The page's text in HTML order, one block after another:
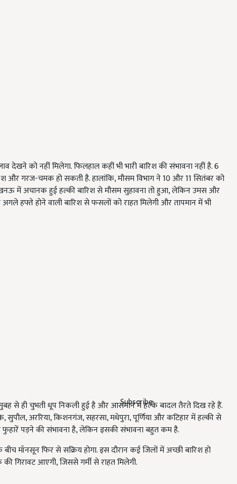
Subscribe
देखने को नहीं मिलेगा. फिलहाल कहीं भी भारी बारिश की संभावना नहीं है. 6
और गरज-चमक हो सकती है. हालांकि, मौसम विभाग ने 10 और 11 सितंबर को
लखनऊ में अचानक हुई हल्की बारिश से मौसम सुहावना तो हुआ, लेकिन उमस और
हफ्ते होने वाली बारिश से फसलों को राहत मिलेगी और तापमान में भी
से ही चुभती धूप निकली हुई है और आसमान में हल्के बादल तैरते दिख रहे हैं.
सुपौल, अररिया, किशनगंज, सहरसा, मधेपुरा, पूर्णिया और कटिहार में हल्की से
फुहारें पड़ने की संभावना है, लेकिन इसकी संभावना बहुत कम है.
मॉनसून फिर से सक्रिय होगा. इस दौरान कई जिलों में अच्छी बारिश हो
गिरावट आएगी, जिससे गर्मी से राहत मिलेगी.